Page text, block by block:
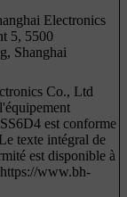
Electronics
5, 5500
Shanghai
Co., Ltd
est conforme
texte intégral de
est disponible à
www.bh-